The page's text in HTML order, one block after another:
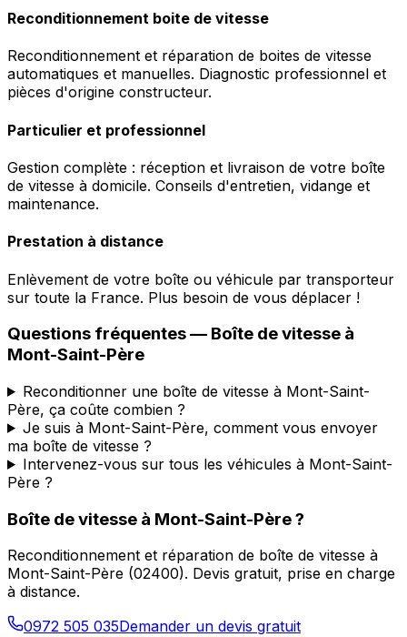
Reconditionnement boite de vitesse
Reconditionnement et réparation de boites de vitesse
automatiques et manuelles. Diagnostic professionnel et
pièces d'origine constructeur.
Particulier et professionnel
Gestion complète : réception et livraison de votre boîte
de vitesse à domicile. Conseils d'entretien, vidange et
maintenance.
Prestation à distance
Enlèvement de votre boîte ou véhicule par transporteur
sur toute la France. Plus besoin de vous déplacer !
Questions fréquentes — Boîte de vitesse à
Mont-Saint-Père
Reconditionner une boîte de vitesse à Mont-Saint-
Père, ça coûte combien ?
Je suis à Mont-Saint-Père, comment vous envoyer
ma boîte de vitesse ?
Intervenez-vous sur tous les véhicules à Mont-Saint-
Père ?
Boîte de vitesse à Mont-Saint-Père?
Reconditionnement et réparation de boîte de vitesse à
Mont-Saint-Père (02400). Devis gratuit, prise en charge
à distance.
0972 505 035Demander un devis gratuit